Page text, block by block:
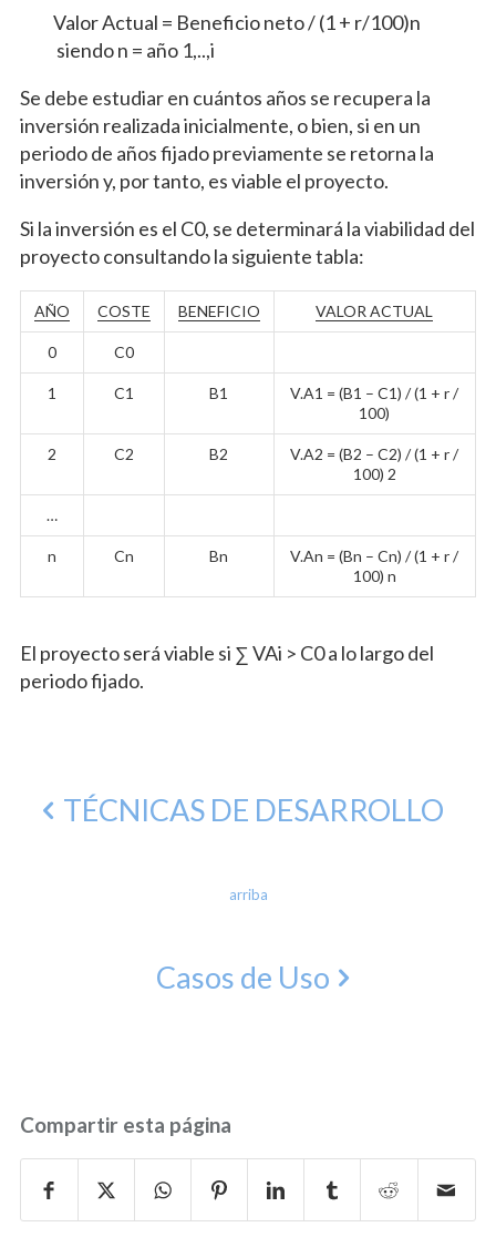
Valor Actual = Beneficio neto / (1 + r/100)n
siendo n = año 1,..,i
Se debe estudiar en cuántos años se recupera la
inversión realizada inicialmente, o bien, si en un
periodo de años fijado previamente se retorna la
inversión y, por tanto, es viable el proyecto.
Si la inversión es el C0, se determinará la viabilidad del
proyecto consultando la siguiente tabla:
AÑO COSTE BENEFICIO VALOR ACTUAL
0 C0
1 C1 B1
V.A1 = (B1 – C1) / (1 + r /
100)
2 C2 B2
V.A2 = (B2 – C2) / (1 + r /
100) 2
…
n Cn Bn
V.An = (Bn – Cn) / (1 + r /
100) n
El proyecto será viable si ∑ VAi > C0 a lo largo del
periodo fijado.
TÉCNICAS DE DESARROLLO
arriba
Casos de Uso
Compartir esta página